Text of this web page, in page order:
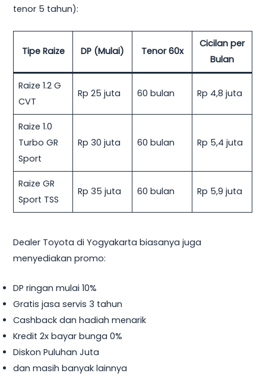
tenor 5 tahun):
Tipe Raize DP (Mulai) Tenor 60x
Cicilan per
Bulan
Raize 1.2 G
CVT
Rp 25 juta 60 bulan Rp 4,8 juta
Raize 1.0
Turbo GR
Sport
Rp 30 juta 60 bulan Rp 5,4 juta
Raize GR
Sport TSS
Rp 35 juta 60 bulan Rp 5,9 juta
Dealer Toyota di Yogyakarta biasanya juga
menyediakan promo:
DP ringan mulai 10%
Gratis jasa servis 3 tahun
Cashback dan hadiah menarik
Kredit 2x bayar bunga 0%
Diskon Puluhan Juta
dan masih banyak lainnya